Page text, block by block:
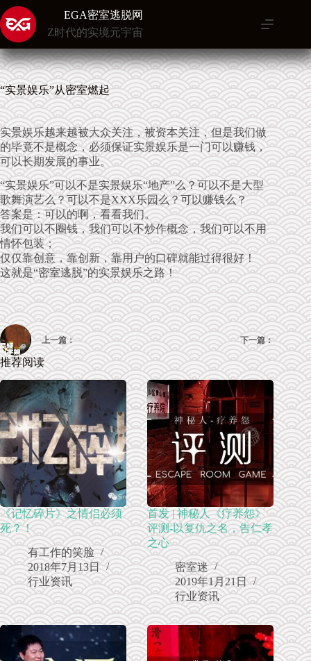
跳
至
内
容
EGA密室逃脱网
Z时代的实境元宇宙
“实景娱乐”从密室燃起
实景娱乐越来越被大众关注，被资本关注，但是我们做
的毕竟不是概念，必须保证实景娱乐是一门可以赚钱，
可以长期发展的事业。
“实景娱乐”可以不是实景娱乐“地产”么？可以不是大型
歌舞演艺么？可以不是XXX乐园么？可以赚钱么？
答案是：可以的啊，看看我们。
我们可以不圈钱，我们可以不炒作概念，我们可以不用
情怀包装；
仅仅靠创意，靠创新，靠用户的口碑就能过得很好！
这就是“密室逃脱”的实景娱乐之路！
上一篇： 下一篇：
推荐阅读
《记忆碎片》之情侣必须
死？！
有工作的笑脸
2018年7月13日
行业资讯
首发 | 神秘人《疗养怨》
评测-以复仇之名，告仁孝
之心
密室迷
2019年1月21日
行业资讯